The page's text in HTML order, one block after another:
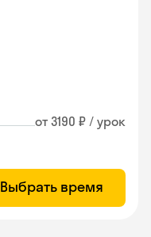
от 3190 ₽ / урок
Выбрать время